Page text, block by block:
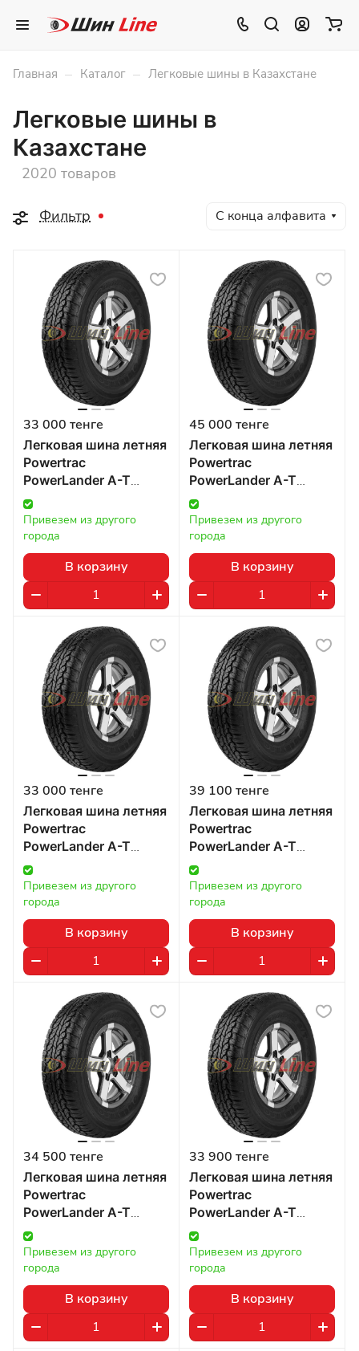
Главная – Каталог – Легковые шины в Казахстане
Легковые шины в
Казахстане
2020 товаров
Фильтр С конца алфавита
33 000 тенге
Легковая шина летняя
Powertrac
PowerLander A-T
275/70 R16 114 в
Казахстане
Привезем из другого
города
В корзину
45 000 тенге
Легковая шина летняя
Powertrac
PowerLander A-T
275/65 R17 115 в
Казахстане
Привезем из другого
города
В корзину
33 000 тенге
Легковая шина летняя
Powertrac
PowerLander A-T
255/70 R16 111T в
Казахстане
Привезем из другого
города
В корзину
39 100 тенге
Легковая шина летняя
Powertrac
PowerLander A-T
235/65 R17 104 в
Казахстане
Привезем из другого
города
В корзину
34 500 тенге
Легковая шина летняя
Powertrac
PowerLander A-T
215/75 R15 100T в
Казахстане
Привезем из другого
города
В корзину
33 900 тенге
Легковая шина летняя
Powertrac
PowerLander A-T
215/70 R16 99 в
Казахстане
Привезем из другого
города
В корзину